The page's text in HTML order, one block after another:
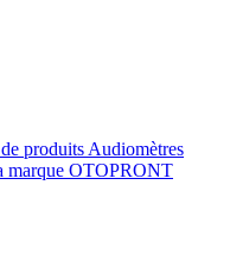
produits Audiomètres
marque OTOPRONT